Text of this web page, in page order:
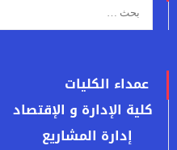
عمداء الكليات
كلية الإدارة و الإقتصاد
إدارة المشاريع